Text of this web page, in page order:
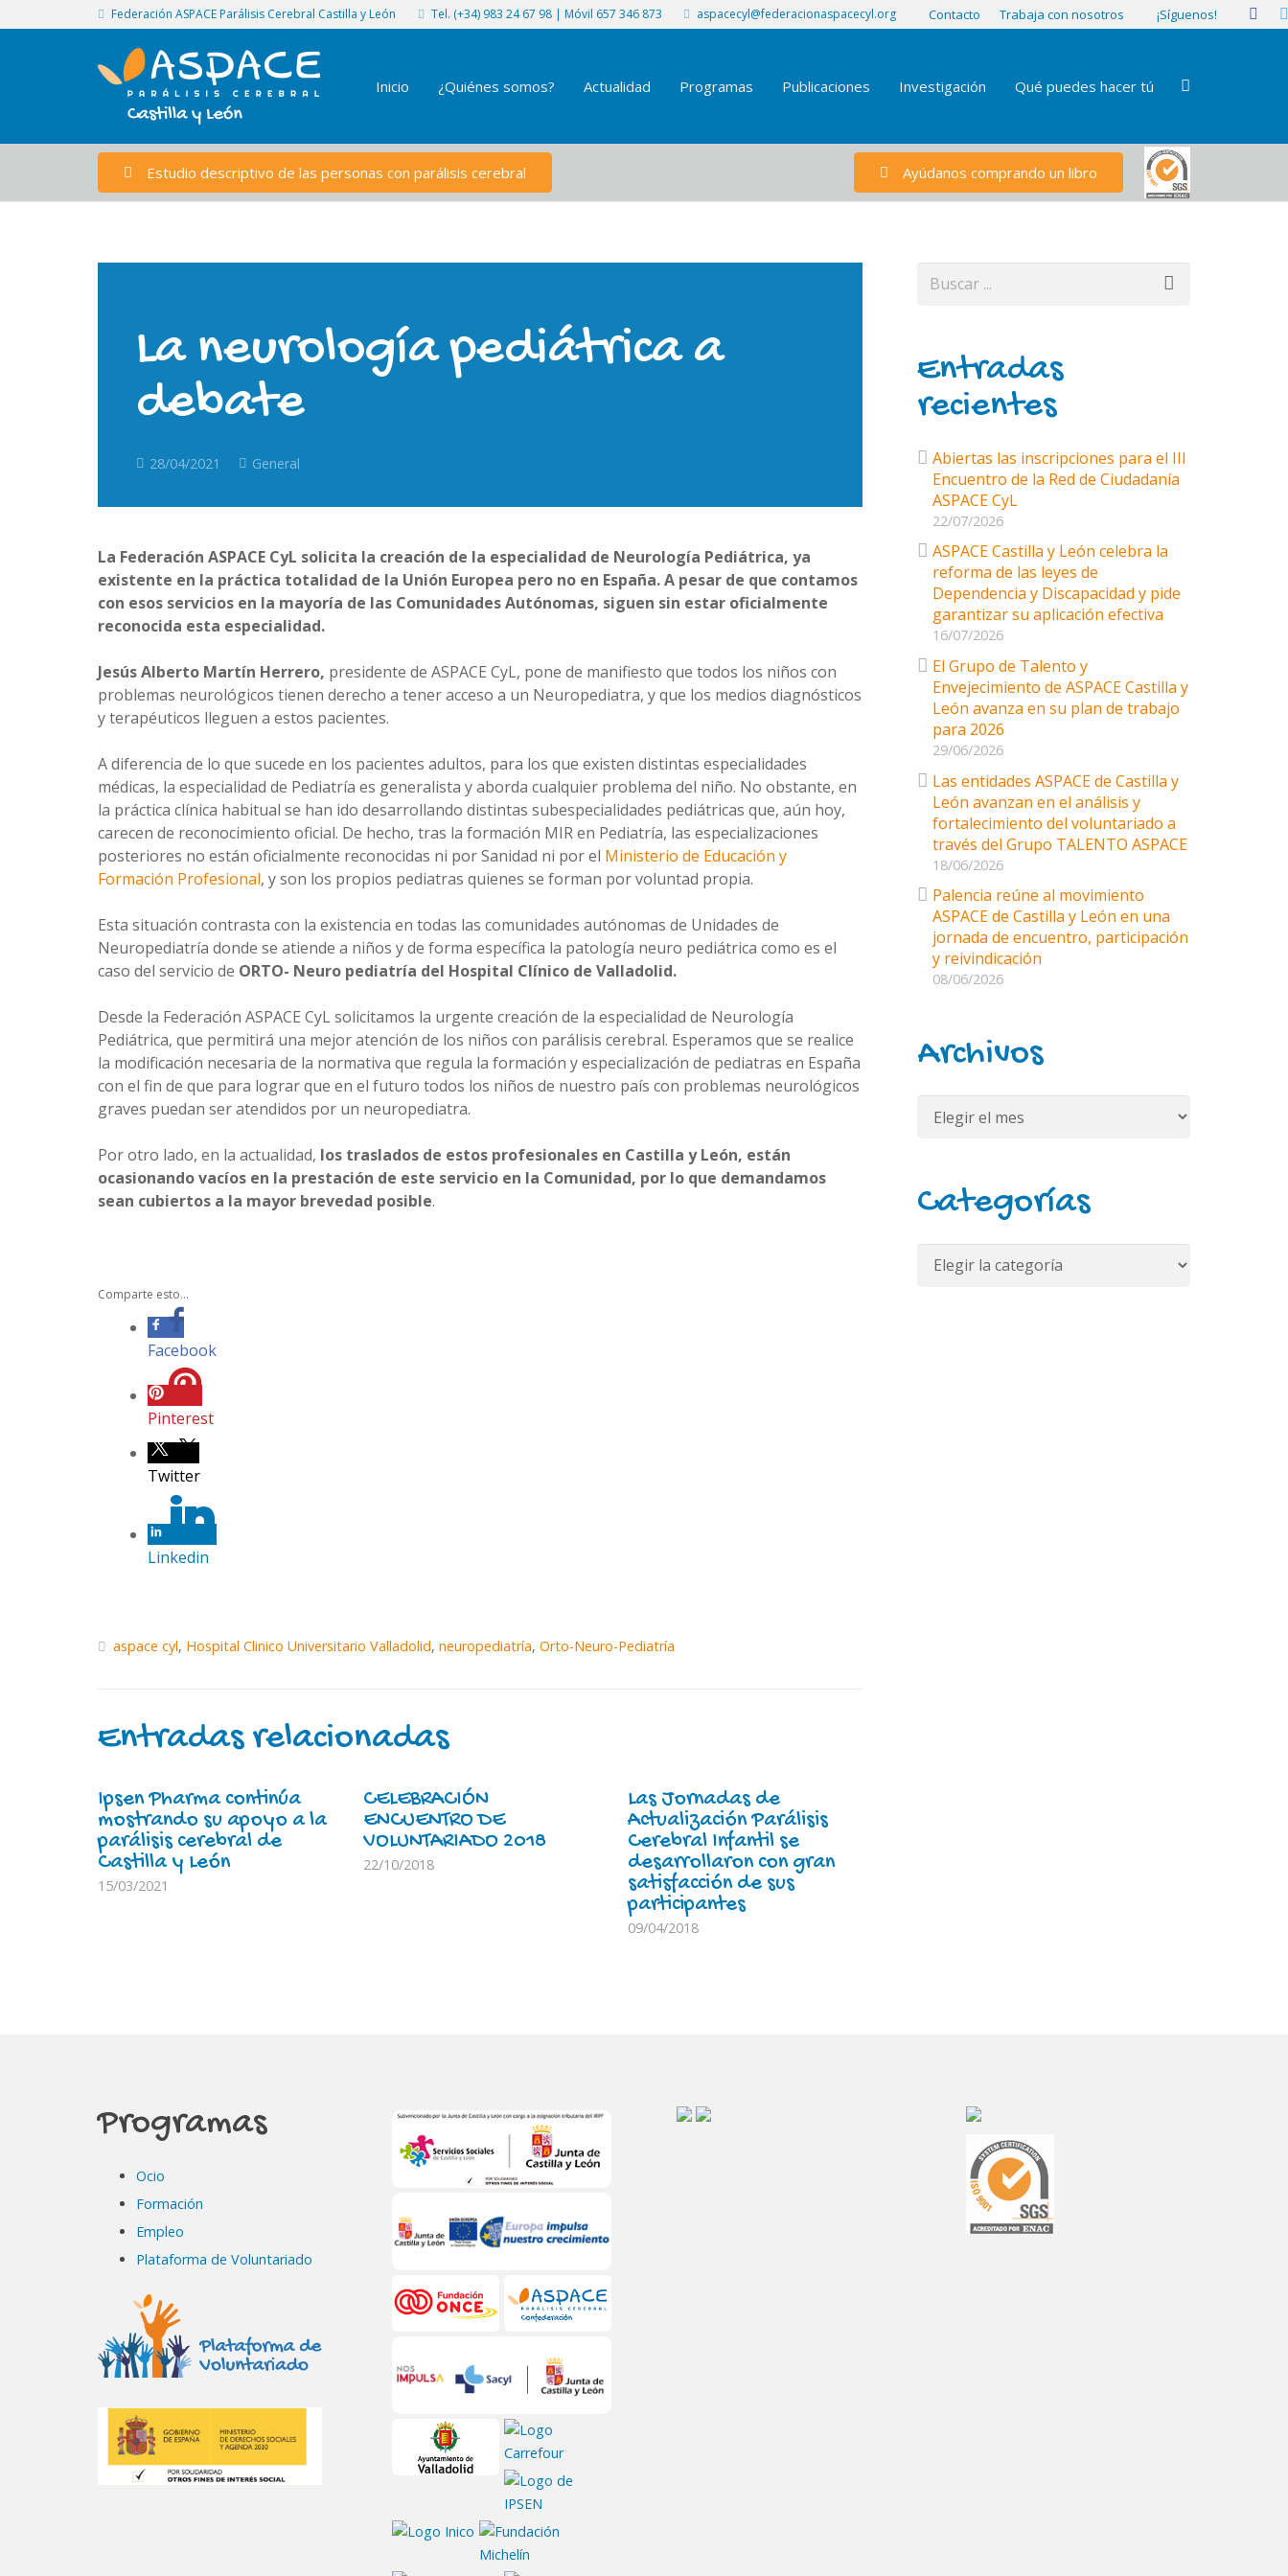
Federación ASPACE Parálisis Cerebral Castilla y León Tel. (+34) 983 24 67 98 | Móvil 657 346 873 aspacecyl@federacionaspacecyl.org Contacto Trabaja con nosotros ¡Síguenos!
Inicio ¿Quiénes somos? Actualidad Programas Publicaciones Investigación Qué puedes hacer tú
Estudio descriptivo de las personas con parálisis cerebral Ayúdanos comprando un libro
La neurología pediátrica a
debate
28/04/2021 General
La Federación ASPACE CyL solicita la creación de la especialidad de Neurología Pediátrica, ya
existente en la práctica totalidad de la Unión Europea pero no en España. A pesar de que contamos
con esos servicios en la mayoría de las Comunidades Autónomas, siguen sin estar oficialmente
reconocida esta especialidad.
Jesús Alberto Martín Herrero, presidente de ASPACE CyL, pone de manifiesto que todos los niños con
problemas neurológicos tienen derecho a tener acceso a un Neuropediatra, y que los medios diagnósticos
y terapéuticos lleguen a estos pacientes.
A diferencia de lo que sucede en los pacientes adultos, para los que existen distintas especialidades
médicas, la especialidad de Pediatría es generalista y aborda cualquier problema del niño. No obstante, en
la práctica clínica habitual se han ido desarrollando distintas subespecialidades pediátricas que, aún hoy,
carecen de reconocimiento oficial. De hecho, tras la formación MIR en Pediatría, las especializaciones
posteriores no están oficialmente reconocidas ni por Sanidad ni por el Ministerio de Educación y
Formación Profesional, y son los propios pediatras quienes se forman por voluntad propia.
Esta situación contrasta con la existencia en todas las comunidades autónomas de Unidades de
Neuropediatría donde se atiende a niños y de forma específica la patología neuro pediátrica como es el
caso del servicio de ORTO- Neuro pediatría del Hospital Clínico de Valladolid.
Desde la Federación ASPACE CyL solicitamos la urgente creación de la especialidad de Neurología
Pediátrica, que permitirá una mejor atención de los niños con parálisis cerebral. Esperamos que se realice
la modificación necesaria de la normativa que regula la formación y especialización de pediatras en España
con el fin de que para lograr que en el futuro todos los niños de nuestro país con problemas neurológicos
graves puedan ser atendidos por un neuropediatra.
Por otro lado, en la actualidad, los traslados de estos profesionales en Castilla y León, están
ocasionando vacíos en la prestación de este servicio en la Comunidad, por lo que demandamos
sean cubiertos a la mayor brevedad posible.
Comparte esto...
Facebook
Pinterest
Twitter
Linkedin
aspace cyl, Hospital Clinico Universitario Valladolid,neuropediatría,Orto-Neuro-Pediatría
Entradas relacionadas
Ipsen Pharma continúa
mostrando su apoyo a la
parálisis cerebral de
Castilla y León
15/03/2021
CELEBRACIÓN
ENCUENTRO DE
VOLUNTARIADO 2018
22/10/2018
Las Jornadas de
Actualización Parálisis
Cerebral Infantil se
desarrollaron con gran
satisfacción de sus
participantes
09/04/2018
Entradas
recientes
Abiertas las inscripciones para el III
Encuentro de la Red de Ciudadanía
ASPACE CyL
22/07/2026
ASPACE Castilla y León celebra la
reforma de las leyes de
Dependencia y Discapacidad y pide
garantizar su aplicación efectiva
16/07/2026
El Grupo de Talento y
Envejecimiento de ASPACE Castilla y
León avanza en su plan de trabajo
para 2026
29/06/2026
Las entidades ASPACE de Castilla y
León avanzan en el análisis y
fortalecimiento del voluntariado a
través del Grupo TALENTO ASPACE
18/06/2026
Palencia reúne al movimiento
ASPACE de Castilla y León en una
jornada de encuentro, participación
y reivindicación
08/06/2026
Archivos
Categorías
Categorías
Programas
Ocio
Formación
Empleo
Plataforma de Voluntariado